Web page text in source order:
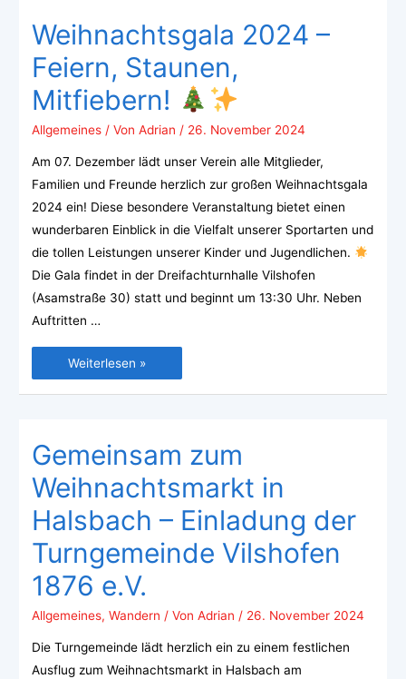
Weihnachtsgala 2024 –
Feiern, Staunen,
Mitfiebern!
Allgemeines/ Von Adrian / 26. November 2024
Am 07. Dezember lädt unser Verein alle Mitglieder,
Familien und Freunde herzlich zur großen Weihnachtsgala
2024 ein! Diese besondere Veranstaltung bietet einen
wunderbaren Einblick in die Vielfalt unserer Sportarten und
die tollen Leistungen unserer Kinder und Jugendlichen.
Die Gala findet in der Dreifachturnhalle Vilshofen
(Asamstraße 30) statt und beginnt um 13:30 Uhr. Neben
Auftritten …
Weiterlesen »
Gemeinsam zum
Weihnachtsmarkt in
Halsbach – Einladung der
Turngemeinde Vilshofen
1876 e.V.
Allgemeines, Wandern / Von Adrian / 26. November 2024
Die Turngemeinde lädt herzlich ein zu einem festlichen
Ausflug zum Weihnachtsmarkt in Halsbach am